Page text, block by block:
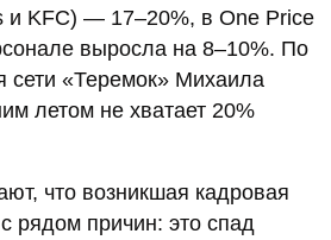
и KFC) — 17–20%, в One Price
выросла на 8–10%. По
сети «Теремок» Михаила
летом не хватает 20%
что возникшая кадровая
рядом причин: это спад